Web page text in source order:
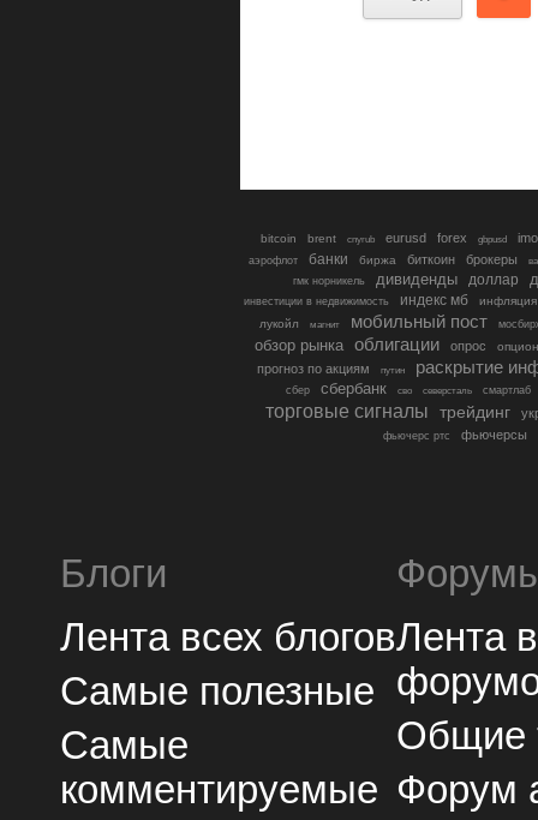
bitcoin brent cnyrub eurusd forex gbpusd
аэрофлот банки биржа биткоин брокеры
гмк норникель
дивиденды доллар
инвестиции в недвижимость индекс мб
инфляция
лукойл
магнит мобильный пост
обзор рынка облигации опрос
прогноз по акциям путин раскрытие
сбер сбербанк сво северсталь смартлаб
торговые сигналы трейдинг
фьючерс ртс фьючерсы
Блоги
Лента всех блогов
Самые полезные
Самые
комментируемые
Лента
Общие
Форум